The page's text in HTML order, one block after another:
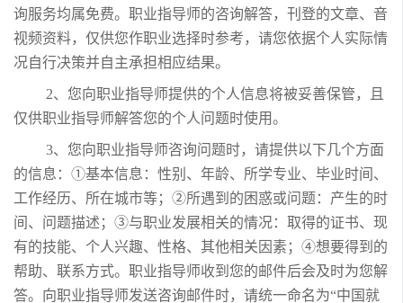
询服务均属免费。职业指导师的咨询解答，刊登的文章、音
视频资料，仅供您作职业选择时参考，请您依据个人实际情
况自行决策并自主承担相应结果。
2、您向职业指导师提供的个人信息将被妥善保管，且
仅供职业指导师解答您的个人问题时使用。
3、您向职业指导师咨询问题时，请提供以下几个方面
的信息：①基本信息：性别、年龄、所学专业、毕业时间、
工作经历、所在城市等；②所遇到的困惑或问题：产生的时
间、问题描述；③与职业发展相关的情况：取得的证书、现
有的技能、个人兴趣、性格、其他相关因素；④想要得到的
帮助、联系方式。职业指导师收到您的邮件后会及时为您解
答。向职业指导师发送咨询邮件时，请统一命名为“中国就